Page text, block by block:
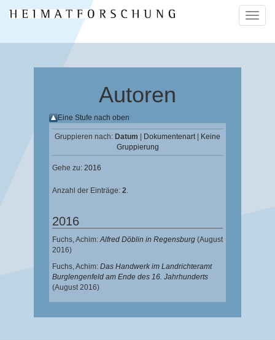
ein-/
Autoren
Eine Stufe nach oben
Gruppieren nach: Datum Dokumentenart|
Keine
Gruppierung
Gehe zu: 2016
Anzahl der Einträge: 2.
2016
Fuchs, Achim:Alfred Döblin in Regensburg (August
2016)
Fuchs, Achim: Das Handwerk im Landrichteramt
Burglengenfeld am Ende des 16. Jahrhunderts
(August 2016)